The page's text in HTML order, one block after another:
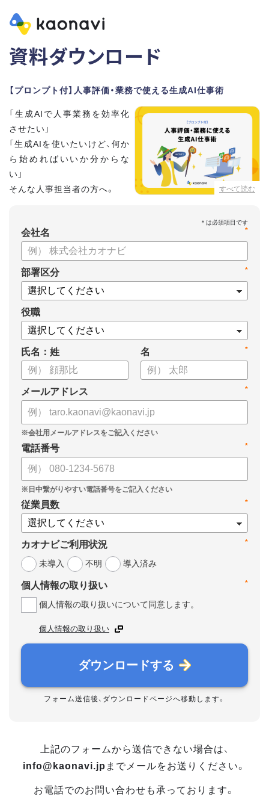
資料ダウンロード
【プロンプト付】人事評価・業務で使える生成AI仕事術
すべて読む
「生成AIで人事業務を効率化
させたい」
「生成AIを使いたいけど、何か
ら始めればいいか分からな
い」
そんな人事担当者の方へ。
本資料では、人事担当者300名の実態調査をもとに現場ですぐ
に役立つ生成AI活用術を紹介しています。
生成AI利用時のポイントや注意事項もまとめているため、これ
から始める方も安心です。評価シートフォーマットの作成や素
案の生成など、コピペで使えるプロンプトも収録！
生成AIを「壁打ち相手」や「作業アシスタント」にして、明日か
らの人事業務を効率化してみませんか？
【資料の内容】
・人事担当者に聞いた「生成AI活用に関する実態調査」
・生成AI利用における注意点やルール
・今日から使えるプロンプト集（人事評価、エンゲージメント業
務）
*
会社名
*
部署区分
役職
氏名：姓 *
名
*
メールアドレス
*
電話番号
*
従業員数
*
カオナビご利用状況
未導入
不明 導入済み
*
個人情報の取り扱い
個人情報の取り扱いについて同意します。
個人情報の取り扱い
ダウンロードする
フォーム送信後、ダウンロードページへ移動します。
上記のフォームから送信できない場合は、
info@kaonavi.jp までメールをお送りください。
お電話でのお問い合わせも承っております。